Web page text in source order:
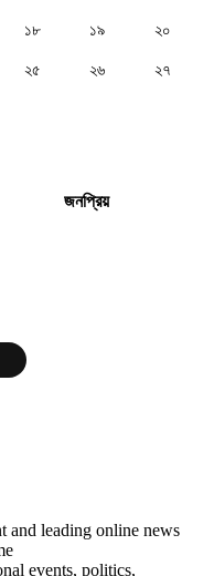
১৮ ১৯ ২০
২৫ ২৬ ২৭
জনপ্রিয়
and leading online news
events, politics,